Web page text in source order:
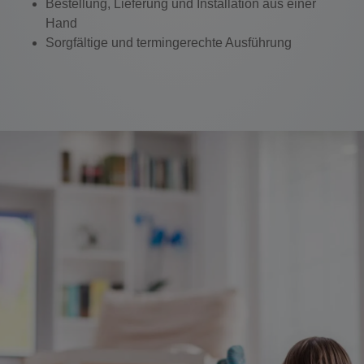
Bestellung, Lieferung und Installation aus einer
Hand
Sorgfältige und termingerechte Ausführung